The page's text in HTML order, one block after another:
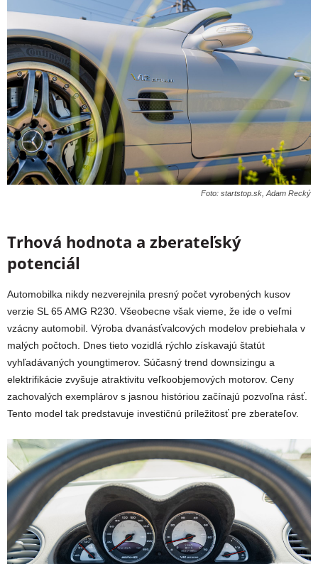
Foto: startstop.sk, Adam Recký
Trhová hodnota a zberateľský
potenciál
Automobilka nikdy nezverejnila presný počet vyrobených kusov
verzie SL 65 AMG R230. Všeobecne však vieme, že ide o veľmi
vzácny automobil. Výroba dvanásťvalcových modelov prebiehala v
malých počtoch. Dnes tieto vozidlá rýchlo získavajú štatút
vyhľadávaných youngtimerov. Súčasný trend downsizingu a
elektrifikácie zvyšuje atraktivitu veľkoobjemových motorov. Ceny
zachovalých exemplárov s jasnou históriou začínajú pozvoľna rásť.
Tento model tak predstavuje investičnú príležitosť pre zberateľov.